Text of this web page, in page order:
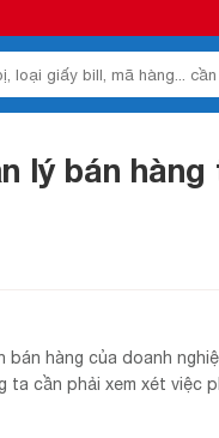
lý bán
hàng của doanh
cần phải xem xét việc